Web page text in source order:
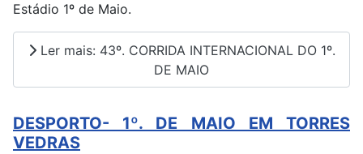
Estádio 1º de Maio.
Ler mais: 43º. CORRIDA INTERNACIONAL DO 1º.
DE MAIO
DESPORTO- 1º. DE MAIO EM TORRES
VEDRAS